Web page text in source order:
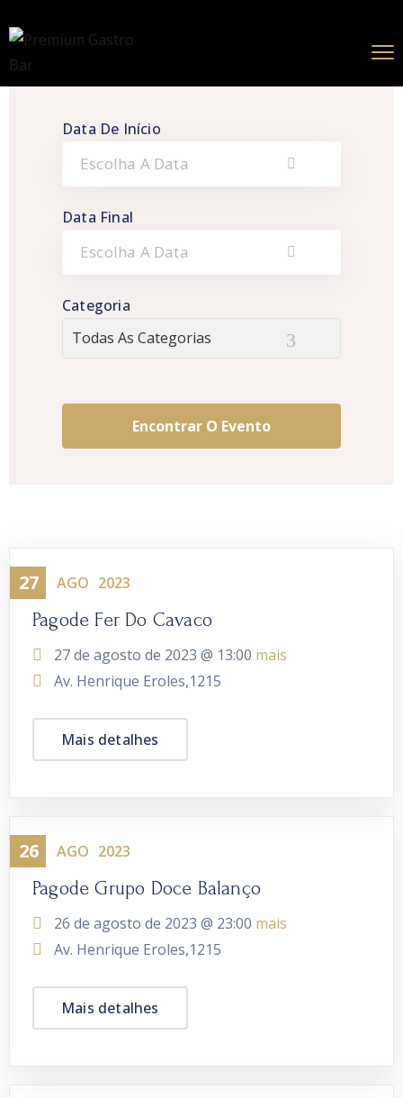
Data De Início
Data Final
Categoria
27 AGO 2023
Evento
Pagode Fer Do Cavaco
27 de agosto de 2023 @ 13:00 mais
Av. Henrique Eroles,1215
Mais detalhes
26 AGO 2023
Evento
Pagode Grupo Doce Balanço
26 de agosto de 2023 @ 23:00 mais
Av. Henrique Eroles,1215
Mais detalhes